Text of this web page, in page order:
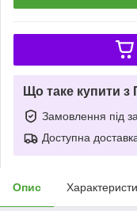
Що таке купити з
Замовлення під
Доступна
Опис